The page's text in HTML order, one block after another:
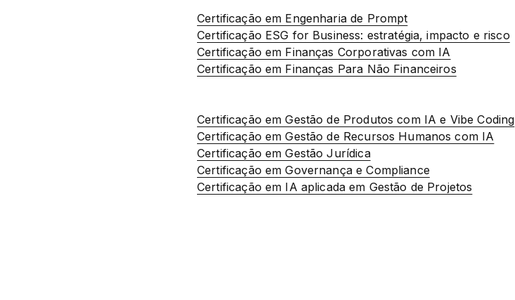
Certificação em Engenharia de Prompt
Certificação ESG for Business: estratégia, impacto e risco
Certificação em Finanças Corporativas com IA
Certificação em Finanças Para Não Financeiros
Certificação em Gestão de Produtos com IA e Vibe Coding
Certificação em Gestão de Recursos Humanos com IA
Certificação em Gestão Jurídica
Certificação em Governança e Compliance
Certificação em IA aplicada em Gestão de Projetos